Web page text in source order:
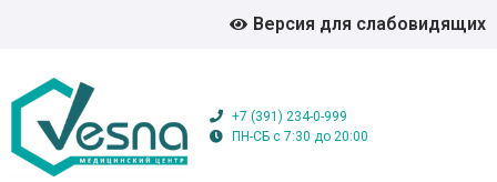
Версия для слабовидящих
+7 (391) 234-0-999
ПН-СБ с 7:30 до 20:00